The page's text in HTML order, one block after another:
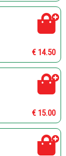
€ 14.50
€ 15.00